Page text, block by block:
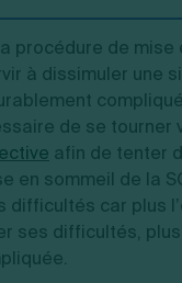
procédure de mise
à dissimuler une
de se tourner
afin de tenter
en sommeil de la
difficultés car plus
ses difficultés,